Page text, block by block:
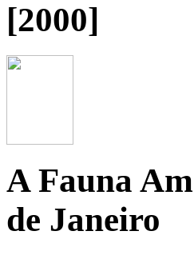
[2000]
A Fauna
de Janeiro